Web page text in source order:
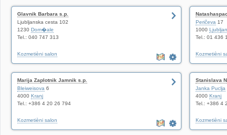
Glavnik Barbara s.p.
Ljubljanska cesta 102
1230 Dom�ale
Tel.: 040 747 313
Kozmetièni salon
Peričeva 17
1000
Tel.: 01 436
Kozmetièni
Marija Zaplotnik Jamnik s.p.
Bleiweisova 6
4000 Kranj
Tel.: +386 4 20 26 794
Kozmetièni salon
Stanislava
Janka Puclja
4000 Kranj
Tel.: +386 4
Kozmetièni